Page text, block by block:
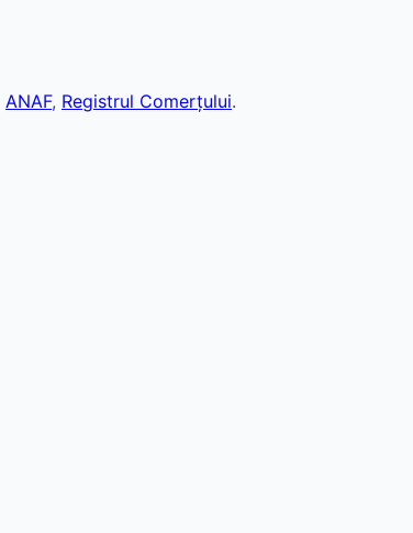
ANAF, Registrul Comerțului.